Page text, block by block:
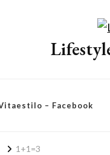
– Facebook
1+1=3